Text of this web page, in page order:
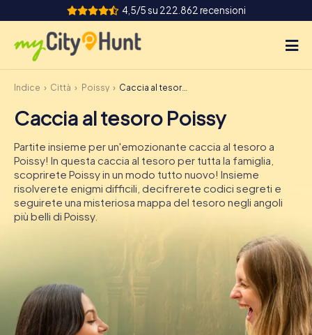
4,5/5 su 222.862 recensioni
Come funziona
Città
Tour
Team Building
Biglietti
DE
IE
IT
Indice Città Poissy Caccia al tesoro Poissy
Caccia al tesoro Poissy
Partite insieme per un'emozionante caccia al tesoro a
Poissy! In questa caccia al tesoro per tutta la famiglia,
scoprirete Poissy in un modo tutto nuovo! Insieme
risolverete enigmi difficili, decifrerete codici segreti e
seguirete una misteriosa mappa del tesoro negli angoli
più belli di Poissy.